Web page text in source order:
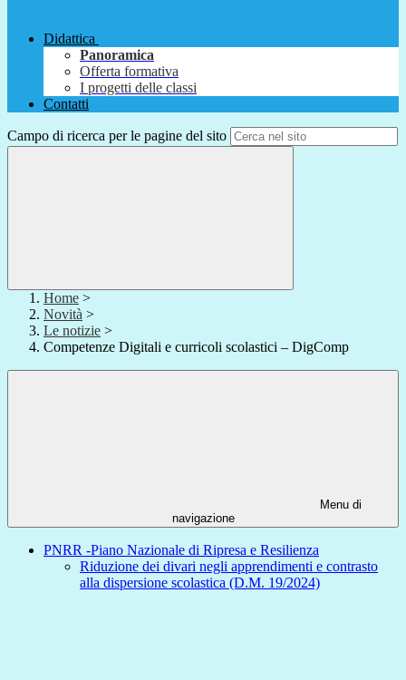
Didattica
Panoramica
Offerta formativa
I progetti delle classi
Contatti
Campo di ricerca per le pagine del sito
Home >
Novità >
Le notizie >
Competenze Digitali e curricoli scolastici – DigComp
Menu di
navigazione
PNRR -Piano Nazionale di Ripresa e Resilienza
Riduzione dei divari negli apprendimenti e contrasto
alla dispersione scolastica (D.M. 19/2024)